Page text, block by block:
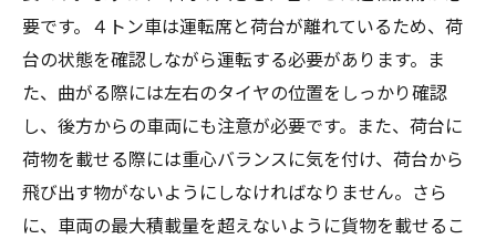
要です。４トン車は運転席と荷台が離れているため、荷
台の状態を確認しながら運転する必要があります。ま
た、曲がる際には左右のタイヤの位置をしっかり確認
し、後方からの車両にも注意が必要です。また、荷台に
荷物を載せる際には重心バランスに気を付け、荷台から
飛び出す物がないようにしなければなりません。さら
に、車両の最大積載量を超えないように貨物を載せるこ